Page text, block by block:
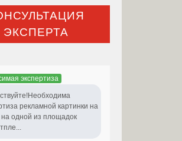
ЭКСПЕРТА
экспертиза
рекламной картинки на
на одной из площадок